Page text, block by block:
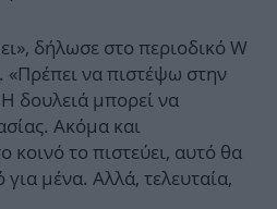
δήλωσε στο περιοδικό W
«Πρέπει να πιστέψω στην
δουλειά μπορεί να
Ακόμα και
κοινό το πιστεύει, αυτό θα
για μένα. Αλλά, τελευταία,